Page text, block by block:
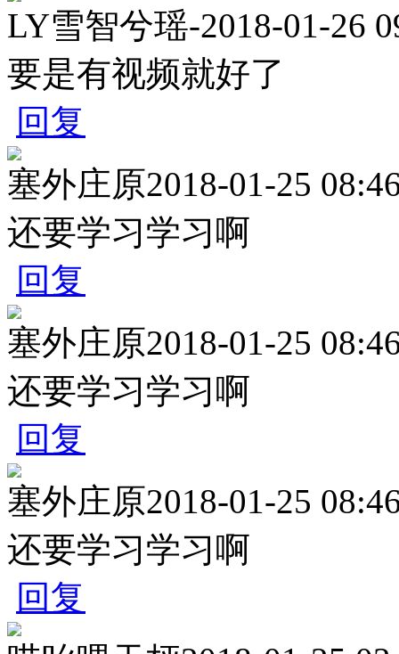
LY雪智兮瑶-2018-01-26
要是有视频就好了
回复
塞外庄原2018-01-25
还要学习学习啊
回复
塞外庄原2018-01-25
还要学习学习啊
回复
塞外庄原2018-01-25
还要学习学习啊
回复